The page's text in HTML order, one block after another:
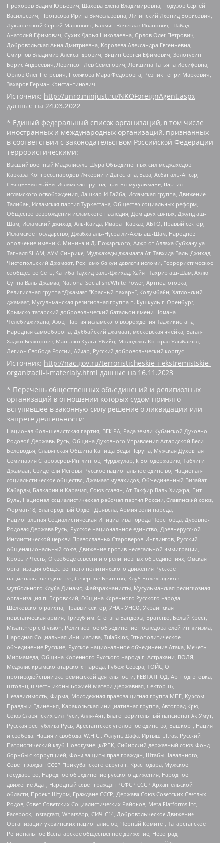
Прохоров Вадим Юрьевич, Шахова Елена Владимировна, Подузов Сергей
Васильевич, Протасова Ирина Вячеславовна, Литинский Леонид Борисович,
Лукашевский Сергей Маркович, Бахмин Вячеслав Иванович, Шабад
Анатолий Ефимович, Сухих Дарья Николаевна, Орлов Олег Петрович,
Добровольская Анна Дмитриевна, Королева Александра Евгеньевна,
Смирнов Владимир Александрович, Вицин Сергей Ефимович, Золотухин
Борис Андреевич, Левинсон Лев Семенович, Локшина Татьяна Иосифовна,
Орлов Олег Петрович, Полякова Мара Федоровна, Резник Генри Маркович,
Захаров Герман Константинович
Источник: http://unro.minjust.ru/NKOForeignAgent.aspx
данные на 24.03.2022
* Единый федеральный список организаций, в том числе
иностранных и международных организаций, признанных
в соответствии с законодательством Российской Федерации
террористическими:
Высший военный Маджлисуль Шура Объединенных сил моджахедов
Кавказа, Конгресс народов Ичкерии и Дагестана, База, Асбат аль-Ансар,
Священная война, Исламская группа, Братья-мусульмане, Партия
исламского освобождения, Лашкар-И-Тайба, Исламская группа, Движение
Талибан, Исламская партия Туркестана, Общество социальных реформ,
Общество возрождения исламского наследия, Дом двух святых, Джунд аш-
Шам, Исламский джихад, Аль-Каида, Имарат Кавказ, АБТО, Правый сектор,
Исламское государство, Джабха аль-Нусра ли-Ахль аш-Шам, Народное
ополчение имени К. Минина и Д. Пожарского, Аджр от Аллаха Субхану уа
Тагьаля SHAM, АУМ Синрике, Муджахеды джамаата Ат-Тавхида Валь-Джихад,
Чистопольский Джамаат, Рохнамо ба суи давлати исломи, Террористическое
сообщество Сеть, Катиба Таухид валь-Джихад, Хайят Тахрир аш-Шам, Ахлю
Сунна Валь Джамаа, National Socialism/White Power, Артподготовка,
Религиозная группа “Джамаат “Красный пахарь”, Колумбайн, Хатлонский
джамаат, Мусульманская религиозная группа п. Кушкуль г. Оренбург,
Крымско-татарский добровольческий батальон имени Номана
Челебиджихана, Азов, Партия исламского возрождения Таджикистана,
Народная самооборона, Дуббайский джамаат, московская ячейка, Батал-
Хаджи Белхороев, Маньяки Культ Убийц, Молодёжь Которая Улыбается,
Легион Свобода России, Айдар, Русский добровольческий корпус
Источник: http://nac.gov.ru/terroristicheskie-i-ekstremistskie-
organizacii-i-materialy.html данные на 16.11.2023
* Перечень общественных объединений и религиозных
организаций в отношении которых судом принято
вступившее в законную силу решение о ликвидации или
запрете деятельности:
Национал-большевистская партия, ВЕК РА, Рада земли Кубанской Духовно
Родовой Державы Русь, Община Духовного Управления Асгардской Веси
Беловодья, Славянская Община Капища Веды Перуна, Мужская Духовная
Семинария Староверов-Инглингов, Нурджулар, К Богодержавию, Таблиги
Джамаат, Свидетели Иеговы, Русское национальное единство, Национал-
социалистическое общество, Джамаат мувахидов, Объединенный Вилайат
Кабарды, Балкарии и Карачая, Союз славян, Ат-Такфир Валь-Хиджра, Пит
Буль, Национал-социалистическая рабочая партия России, Славянский союз,
Формат-18, Благородный Орден Дьявола, Армия воли народа,
Национальная Социалистическая Инициатива города Череповца, Духовно-
Родовая Держава Русь, Русское национальное единство, Древнерусской
Инглистической церкви Православных Староверов-Инглингов, Русский
общенациональный союз, Движение против нелегальной иммиграции,
Кровь и Честь, О свободе совести и о религиозных объединениях, Омская
организация общественного политического движения Русское
национальное единство, Северное Братство, Клуб Болельщиков
Футбольного Клуба Динамо, Файзрахманисты, Мусульманская религиозная
организация п. Боровский, Община Коренного Русского народа
Щелковского района, Правый сектор, УНА - УНСО, Украинская
повстанческая армия, Тризуб им. Степана Бандеры, Братство, Белый Крест,
Misanthropic division, Религиозное объединение последователей инглиизма,
Народная Социальная Инициатива, TulaSkins, Этнополитическое
объединение Русские, Русское национальное объединение Атака, Мечеть
Мирмамеда, Община Коренного Русского народа г. Астрахани, ВОЛЯ,
Меджлис крымскотатарского народа, Рубеж Севера, ТОЙС, О
противодействии экстремистской деятельности, РЕВТАТПОД, Артподготовка,
Штольц, В честь иконы Божией Матери Державная, Сектор 16,
Независимость, Фирма, Молодежная правозащитная группа МПГ, Курсом
Правды и Единения, Каракольская инициативная группа, Автоград Крю,
Союз Славянских Сил Руси, Алля-Аят, Благотворительный пансионат Ак Умут,
Русская республика Русь, Арестантское уголовное единство, Башкорт, Нация
и свобода, Нация и свобода, W.H.С., Фалунь Дафа, Иртыш Ultras, Русский
Патриотический клуб-Новокузнецк/РПК, Сибирский державный союз, Фонд
борьбы с коррупцией, Фонд защиты прав граждан, Штабы Навального,
Совет граждан СССР Прикубанского округа г. Краснодара, Мужское
государство, Народное объединение русского движения, Народное
движение Адат, Народный совет граждан РСФСР СССР Архангельской
области, Проект Штурм, Граждане СССР, Держава Союз Советских Светлых
Родов, Совет Советских Социалистических Районов, Meta Platforms Inc,
Facebook, Instagram, WhatsApp, СИЧ-С14, Добровольческое Движение
Организации украинских националистов, Черный Комитет, Татарстанское
Региональное Всетатарское общественное движение, Невоград,